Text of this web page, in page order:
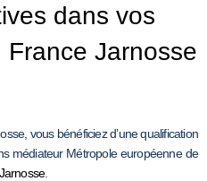
dans vos
Jarnosse
vous bénéficiez d’une qualification
médiateur Métropole européenne de
.